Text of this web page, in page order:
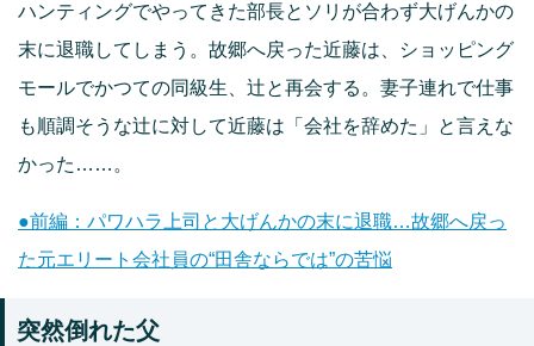
ハンティングでやってきた部長とソリが合わず大げんかの
末に退職してしまう。故郷へ戻った近藤は、ショッピング
モールでかつての同級生、辻と再会する。妻子連れで仕事
も順調そうな辻に対して近藤は「会社を辞めた」と言えな
かった……。
●前編：パワハラ上司と大げんかの末に退職…故郷へ戻っ
た元エリート会社員の“田舎ならでは”の苦悩
突然倒れた父